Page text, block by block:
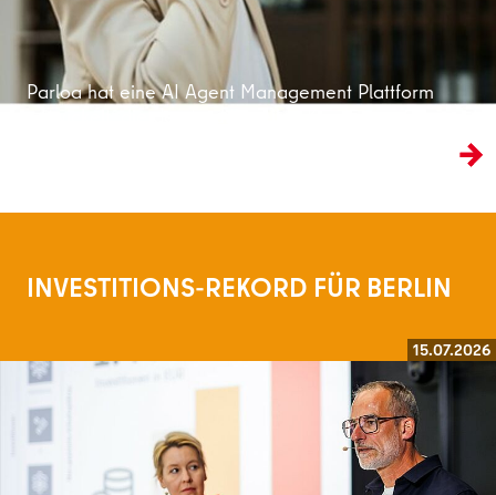
Parloa hat eine AI Agent Management Plattform
INVESTITIONS-REKORD FÜR BERLIN
15.07.2026
Weiterlesen